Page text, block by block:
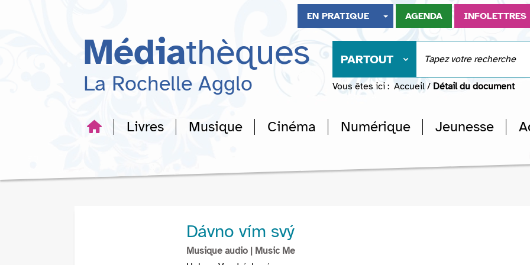
recherche
EN PRATIQUE AGENDA INFOLETTRES
Médiathèques
La Rochelle Agglo
PARTOUT
Vous êtes ici : Accueil / Détail du document
Livres Musique Cinéma Numérique Jeunesse
Dávno vím svý
Musique audio | Music Me